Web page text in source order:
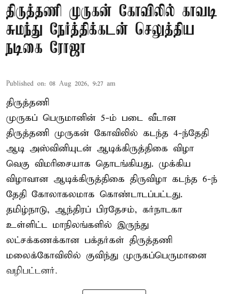
திருத்தணி முருகன் கோவிலில் காவடி
சுமந்து நேர்த்திக்கடன் செலுத்திய
நடிகை ரோஜா
Published on: 08 Aug 2026, 9:27 am
திருத்தணி
முருகப் பெருமானின் 5-ம் படை வீடான
திருத்தணி முருகன் கோவிலில் கடந்த 4-ந்தேதி
ஆடி அஸ்வினியுடன் ஆடிக்கிருத்திகை விழா
வெகு விமரிசையாக தொடங்கியது. முக்கிய
விழாவான ஆடிக்கிருத்திகை திருவிழா கடந்த 6-ந்
தேதி கோலாகலமாக கொண்டாடப்பட்டது.
தமிழ்நாடு, ஆந்திரப் பிரதேசம், கர்நாடகா
உள்ளிட்ட மாநிலங்களில் இருந்து
லட்சக்கணக்கான பக்தர்கள் திருத்தணி
மலைக்கோவிலில் குவிந்து முருகப்பெருமானை
வழிபட்டனர்.